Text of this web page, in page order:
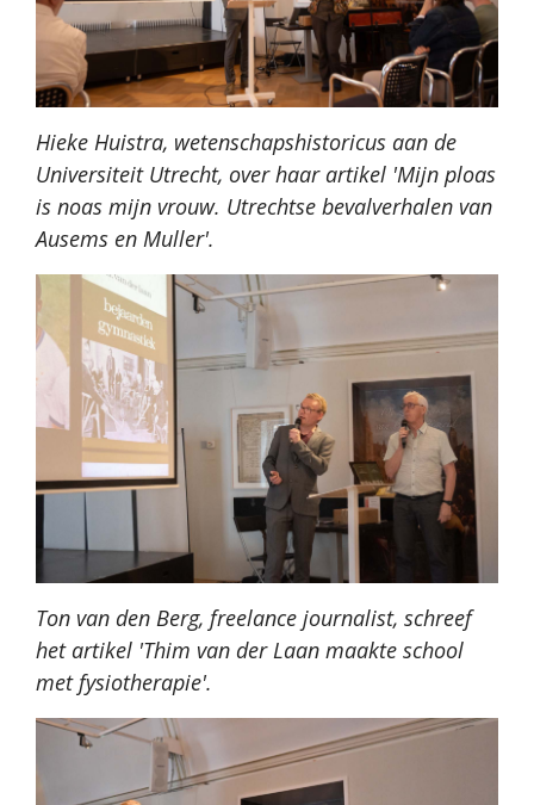
Hieke Huistra, wetenschapshistoricus aan de
Universiteit Utrecht, over haar artikel 'Mijn ploas
is noas mijn vrouw. Utrechtse bevalverhalen van
Ausems en Muller'.
Ton van den Berg, freelance journalist, schreef
het artikel 'Thim van der Laan maakte school
met fysiotherapie'.